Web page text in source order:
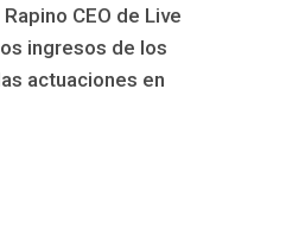
CEO de Live
ingresos de los
actuaciones en